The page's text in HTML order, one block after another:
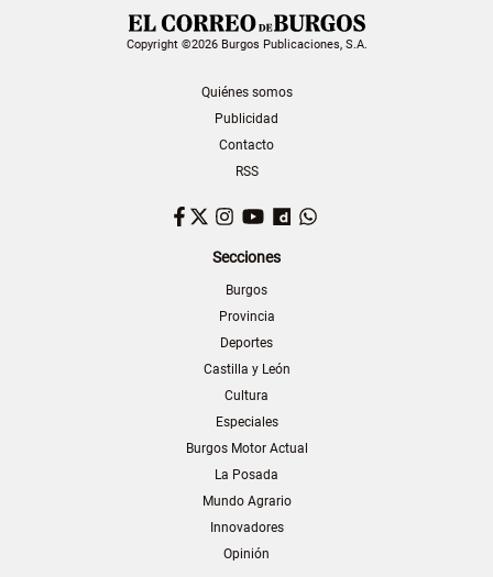
Copyright ©2026 Burgos Publicaciones, S.A.
Quiénes somos
Publicidad
Contacto
RSS
Facebook
TwitterInstagram
YouTubeDailymotion
Secciones
Burgos
Provincia
Deportes
Castilla y León
Cultura
Especiales
Burgos Motor Actual
La Posada
Mundo Agrario
Innovadores
Opinión